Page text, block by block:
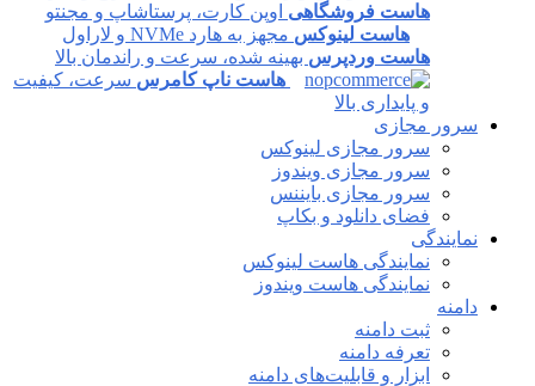
هاست فروشگاهی اوپن کارت، پرستاشاپ و مجنتو
هاست لینوکس مجهز به هارد NVMe و لاراول
هاست وردپرس بهینه شده، سرعت و راندمان بالا
هاست ناپ کامرس سرعت، کیفیت
و پایداری بالا
سرور مجازی
سرور مجازی لینوکس
سرور مجازی ویندوز
سرور مجازی بایننس
فضای دانلود و بکاپ
نمایندگی
نمایندگی هاست لینوکس
نمایندگی هاست ویندوز
دامنه
ثبت دامنه
تعرفه دامنه
ابزار و قابلیت‌های دامنه